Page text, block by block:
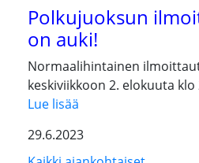
Polkujuoksun
on auki!
Normaalihintainen
keskiviikkoon 2. elokuuta klo
Lue lisää
29.6.2023